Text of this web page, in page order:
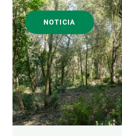
NOTICIA